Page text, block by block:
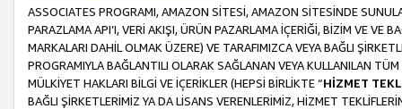
ASSOCIATES PROGRAMI, AMAZON SİTESİ, AMAZON SİTESİNDE
PARAZLAMA API’I, VERİ AKIŞI, ÜRÜN PAZARLAMA İÇERİĞİ, BİZİM VE VE
MARKALARI DAHİL OLMAK ÜZERE) VE TARAFIMIZCA VEYA BAĞLI
PROGRAMIYLA BAĞLANTILI OLARAK SAĞLANAN VEYA KULLANILAN
MÜLKİYET HAKLARI BİLGİ VE İÇERİKLER (HEPSİ BİRLİKTE “HİZMET
BAĞLI ŞİRKETLERİMİZ YA DA LİSANS VERENLERİMİZ, HİZMET